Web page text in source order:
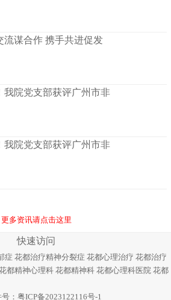
流谋合作 携手共进促发
我院党支部获评广州市非
我院党支部获评广州市非
更多资讯请点击这里
快速访问
症 花都治疗精神分裂症 花都心理治疗 花都治疗
都精神心理科 花都精神科 花都心理科医院 花都
： 粤ICP备2023122116号-1